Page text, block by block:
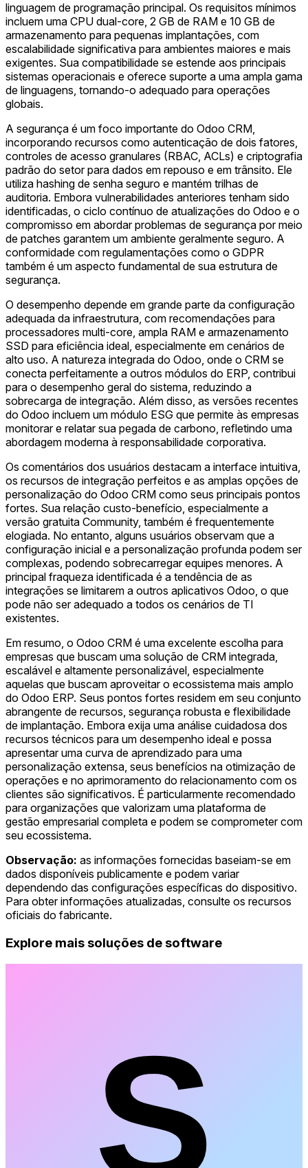
linguagem de programação principal. Os requisitos mínimos
incluem uma CPU dual-core, 2 GB de RAM e 10 GB de
armazenamento para pequenas implantações, com
escalabilidade significativa para ambientes maiores e mais
exigentes. Sua compatibilidade se estende aos principais
sistemas operacionais e oferece suporte a uma ampla gama
de linguagens, tornando-o adequado para operações
globais.
A segurança é um foco importante do Odoo CRM,
incorporando recursos como autenticação de dois fatores,
controles de acesso granulares (RBAC, ACLs) e criptografia
padrão do setor para dados em repouso e em trânsito. Ele
utiliza hashing de senha seguro e mantém trilhas de
auditoria. Embora vulnerabilidades anteriores tenham sido
identificadas, o ciclo contínuo de atualizações do Odoo e o
compromisso em abordar problemas de segurança por meio
de patches garantem um ambiente geralmente seguro. A
conformidade com regulamentações como o GDPR
também é um aspecto fundamental de sua estrutura de
segurança.
O desempenho depende em grande parte da configuração
adequada da infraestrutura, com recomendações para
processadores multi-core, ampla RAM e armazenamento
SSD para eficiência ideal, especialmente em cenários de
alto uso. A natureza integrada do Odoo, onde o CRM se
conecta perfeitamente a outros módulos do ERP, contribui
para o desempenho geral do sistema, reduzindo a
sobrecarga de integração. Além disso, as versões recentes
do Odoo incluem um módulo ESG que permite às empresas
monitorar e relatar sua pegada de carbono, refletindo uma
abordagem moderna à responsabilidade corporativa.
Os comentários dos usuários destacam a interface intuitiva,
os recursos de integração perfeitos e as amplas opções de
personalização do Odoo CRM como seus principais pontos
fortes. Sua relação custo-benefício, especialmente a
versão gratuita Community, também é frequentemente
elogiada. No entanto, alguns usuários observam que a
configuração inicial e a personalização profunda podem ser
complexas, podendo sobrecarregar equipes menores. A
principal fraqueza identificada é a tendência de as
integrações se limitarem a outros aplicativos Odoo, o que
pode não ser adequado a todos os cenários de TI
existentes.
Em resumo, o Odoo CRM é uma excelente escolha para
empresas que buscam uma solução de CRM integrada,
escalável e altamente personalizável, especialmente
aquelas que buscam aproveitar o ecossistema mais amplo
do Odoo ERP. Seus pontos fortes residem em seu conjunto
abrangente de recursos, segurança robusta e flexibilidade
de implantação. Embora exija uma análise cuidadosa dos
recursos técnicos para um desempenho ideal e possa
apresentar uma curva de aprendizado para uma
personalização extensa, seus benefícios na otimização de
operações e no aprimoramento do relacionamento com os
clientes são significativos. É particularmente recomendado
para organizações que valorizam uma plataforma de
gestão empresarial completa e podem se comprometer com
seu ecossistema.
Observação: as informações fornecidas baseiam-se em
dados disponíveis publicamente e podem variar
dependendo das configurações específicas do dispositivo.
Para obter informações atualizadas, consulte os recursos
oficiais do fabricante.
Explore mais soluções de software